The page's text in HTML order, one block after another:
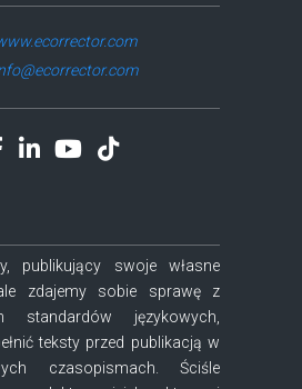
publikujący swoje własne
zdajemy sobie sprawę z
standardów językowych,
teksty przed publikacją w
czasopismach. Ściśle